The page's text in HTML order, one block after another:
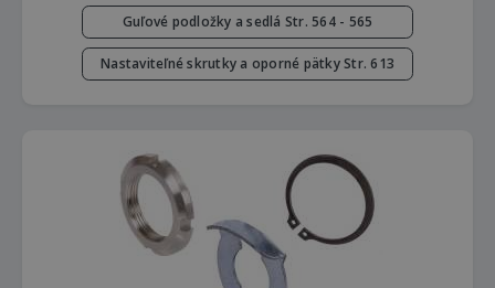
Guľové podložky a sedlá Str. 564 - 565
Nastaviteľné skrutky a oporné pätky Str. 613